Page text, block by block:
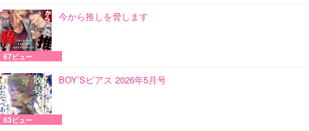
今から推しを脅します
67ビュー
BOY’Sピアス 2026年5月号
63ビュー